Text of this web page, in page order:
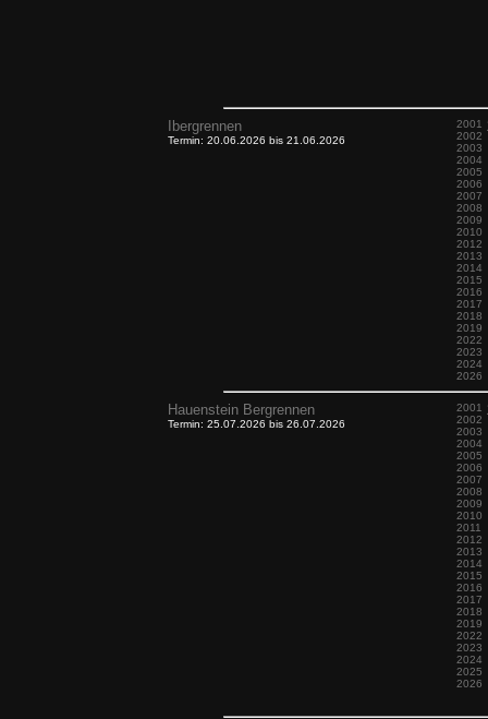
Ibergrennen
Termin: 20.06.2026 bis 21.06.2026
2001
2002
2003
2004
2005
2006
2007
2008
2009
2010
2012
2013
2014
2015
2016
2017
2018
2019
2022
2023
2024
2026
Hauenstein Bergrennen
Termin: 25.07.2026 bis 26.07.2026
2001
2002
2003
2004
2005
2006
2007
2008
2009
2010
2011
2012
2013
2014
2015
2016
2017
2018
2019
2022
2023
2024
2025
2026